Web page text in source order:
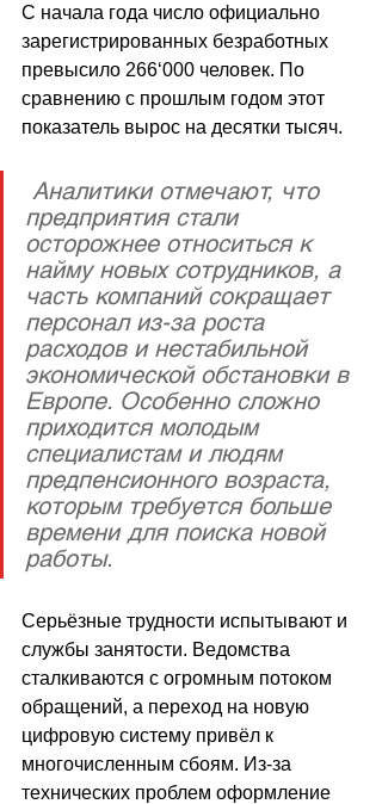
С начала года число официально
зарегистрированных безработных
превысило 266‘000 человек. По
сравнению с прошлым годом этот
показатель вырос на десятки тысяч.
предприятия стали
осторожнее относиться к
найму новых сотрудников, а
часть компаний сокращает
персонал из-за роста
расходов и нестабильной
экономической обстановки в
Европе. Особенно сложно
приходится молодым
специалистам и людям
предпенсионного возраста,
которым требуется больше
времени для поиска новой
работы.
Серьёзные трудности испытывают и
службы занятости. Ведомства
сталкиваются с огромным потоком
обращений, а переход на новую
цифровую систему привёл к
многочисленным сбоям. Из-за
технических проблем оформление